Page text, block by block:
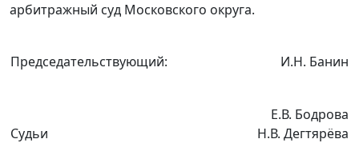
арбитражный суд Московского округа.
Председательствующий: И.Н. Банин
Судьи
Е.В. Бодрова
Н.В. Дегтярёва